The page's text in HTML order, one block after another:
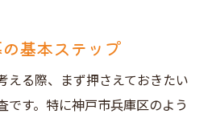
基本ステップ
える際、まず押さえておきたい
です。特に神戸市兵庫区のよう